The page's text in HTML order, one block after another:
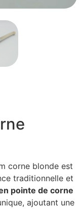
corne blonde est
traditionnelle et
pointe de corne
ajoutant une